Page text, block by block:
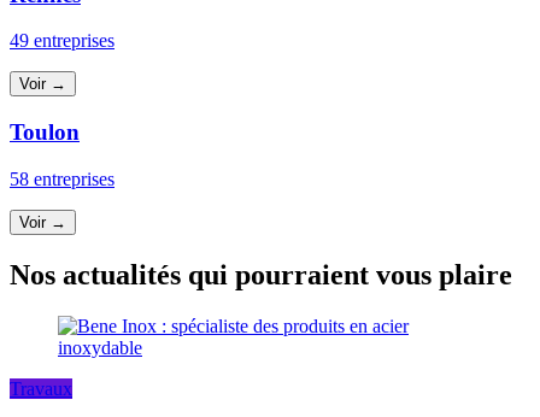
49 entreprises
Voir →
Toulon
58 entreprises
Voir →
Nos actualités qui pourraient vous plaire
Travaux